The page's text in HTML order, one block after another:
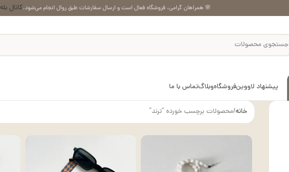
🌸 همراهان گرامی، فروشگاه فعال است و ارسال سفارشات طبق روال انجام می‌شود.کانال بله
پیشنهاد لاووینفروشگاهوبلاگتماس با ما
خانه محصولات برچسب خورده “ترند”